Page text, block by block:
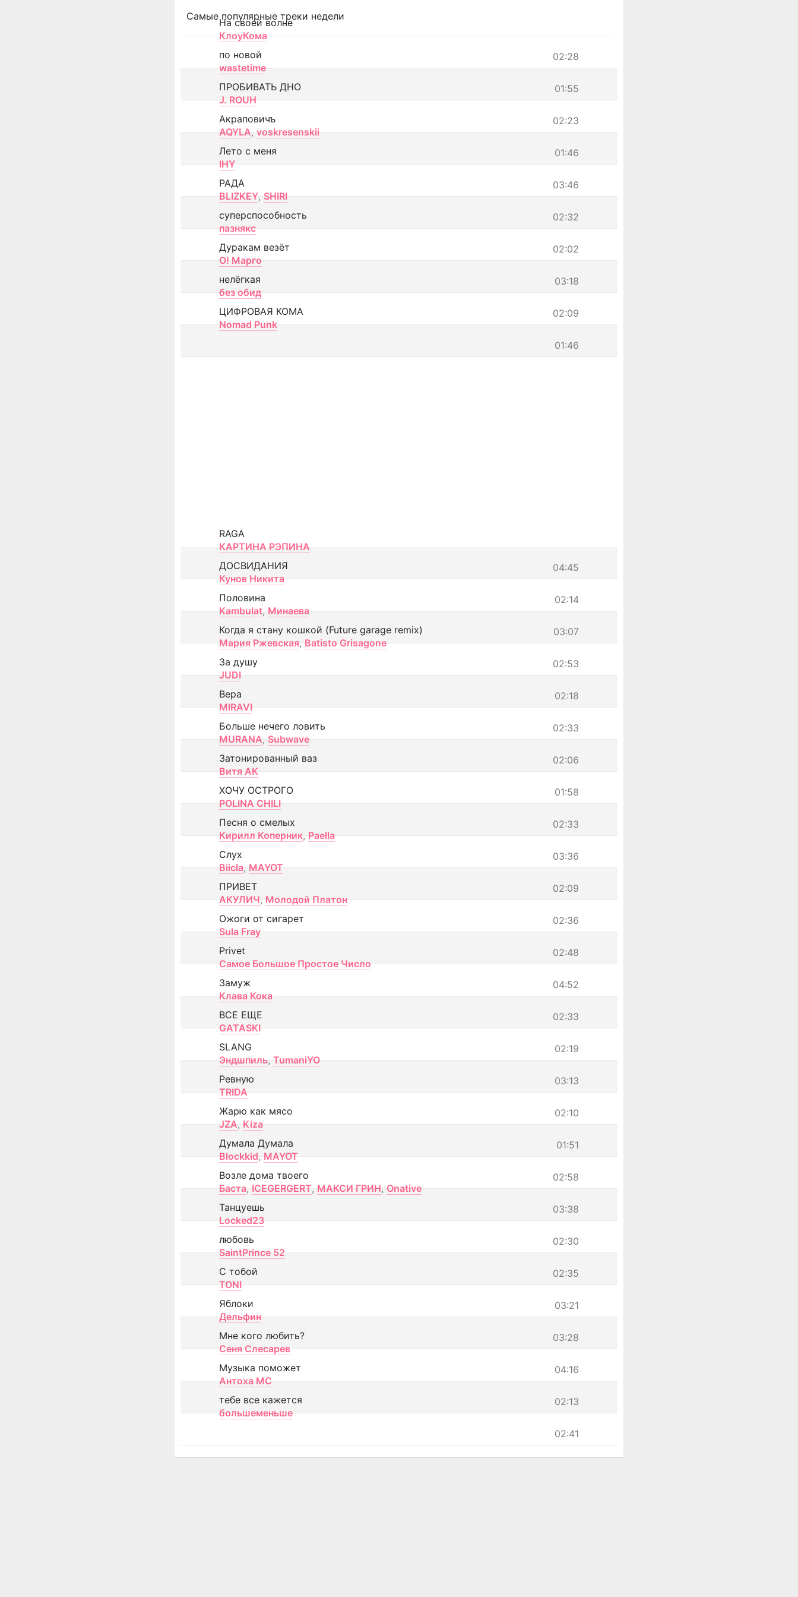
Самые популярные треки недели
На своей волне
КлоуКома
02:28
по новой
wastetime
01:55
ПРОБИВАТЬ ДНО
J. ROUH
02:23
Акраповичъ
AQYLA, voskresenskii
01:46
Лето с меня
IHY
03:46
РАДА
BLIZKEY, SHIRI
02:32
суперспособность
пазнякс
02:02
Дуракам везёт
О! Марго
03:18
нелёгкая
без обид
02:09
ЦИФРОВАЯ КОМА
Nomad Punk
01:46
RAGA
КАРТИНА РЭПИНА
04:45
ДОСВИДАНИЯ
Кунов Никита
02:14
Половина
Kambulat, Минаева
03:07
Когда я стану кошкой (Future garage remix)
Мария Ржевская, Batisto Grisagone
02:53
За душу
JUDI
02:18
Вера
MIRAVI
02:33
Больше нечего ловить
MURANA, Subwave
02:06
Затонированный ваз
Витя АК
01:58
ХОЧУ ОСТРОГО
POLINA CHILI
02:33
Песня о смелых
Кирилл Коперник, Paella
03:36
Слух
Biicla, MAYOT
02:09
ПРИВЕТ
АКУЛИЧ, Молодой Платон
02:36
Ожоги от сигарет
Sula Fray
02:48
Privet
Самое Большое Простое Число
04:52
Замуж
Клава Кока
02:33
ВСЕ ЕЩЕ
GATASKI
02:19
SLANG
Эндшпиль, TumaniYO
03:13
Ревную
TRIDA
02:10
Жарю как мясо
JZA, Kiza
01:51
Думала Думала
Blockkid, MAYOT
02:58
Возле дома твоего
Баста, ICEGERGERT, МАКСИ ГРИН, Onative
03:38
Танцуешь
Locked23
02:30
любовь
SaintPrince 52
02:35
С тобой
TONI
03:21
Яблоки
Дельфин
03:28
Мне кого любить?
Сеня Слесарев
04:16
Музыка поможет
Антоха МС
02:13
тебе все кажется
большеменьше
02:41